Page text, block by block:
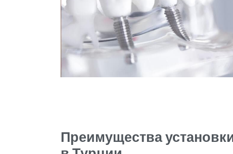
Кому подходит
Лечение с помощью зубных
плотность костей и не иметь
диабетом, остеопорозом или